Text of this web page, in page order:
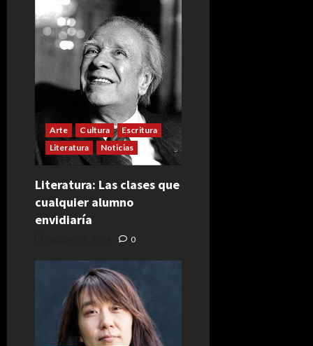
Arte Cultura
Escritura
Literatura
Noticias
Literatura: Las clases que
cualquier alumno
envidiaría
0